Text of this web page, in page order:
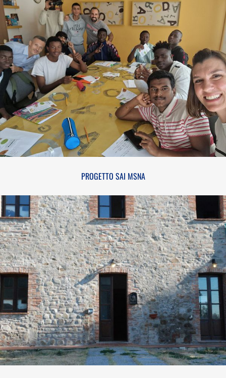
PROGETTO SAI MSNA
PROGETTO SAI MSNA
SAI – SISTEMA ACCOGLIENZA INTEGRAZIONE